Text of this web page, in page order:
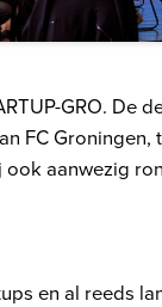
GRO. De
FC
ook aanwezig
en al reeds